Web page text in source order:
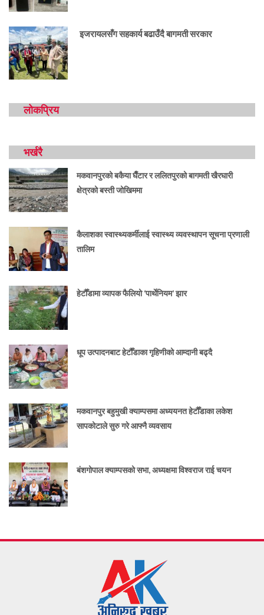
इजरायलसँग सहकार्य बढाउँदै बागमती सरकार
लोकप्रिय
भर्खरै
मकवानपुरको बकैया घैँटार र ललितपुरको बागमती खैरघारी
क्षेत्रको बस्ती जोखिममा
कैलाशका स्वास्थ्यकर्मीलाई स्वास्थ्य व्यवस्थापन सूचना प्रणाली
तालिम
हेटौँडामा व्यापक फैलियो ‘पार्थेनियम’ झार
धूप उत्पादनबाट हेटौँडाका गृहिणीको आम्दानी बढ्दै
मकवानपुर बहुमुखी क्याम्पसमा अध्ययनत हेटौँडाका लकेश
सापकोटाले सुरु गरे आफ्नै व्यवसाय
बंशगोपाल क्याम्पसको सभा, अध्यक्षमा विश्वराज राई चयन